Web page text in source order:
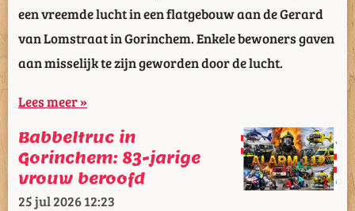
een vreemde lucht in een flatgebouw aan de Gerard
van Lomstraat in Gorinchem. Enkele bewoners gaven
aan misselijk te zijn geworden door de lucht.
Lees meer »
Babbeltruc in
Gorinchem: 83-jarige
vrouw beroofd
25 jul 202612:23